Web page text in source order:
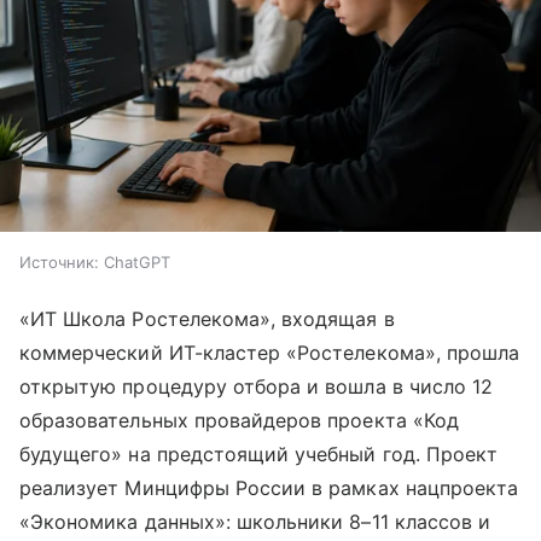
Источник: ChatGPT
«ИТ Школа Ростелекома», входящая в
коммерческий ИТ-кластер «Ростелекома», прошла
открытую процедуру отбора и вошла в число 12
образовательных провайдеров проекта «Код
будущего» на предстоящий учебный год. Проект
реализует Минцифры России в рамках нацпроекта
«Экономика данных»: школьники 8–11 классов и